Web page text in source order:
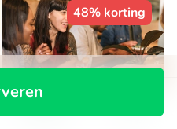
48% korting